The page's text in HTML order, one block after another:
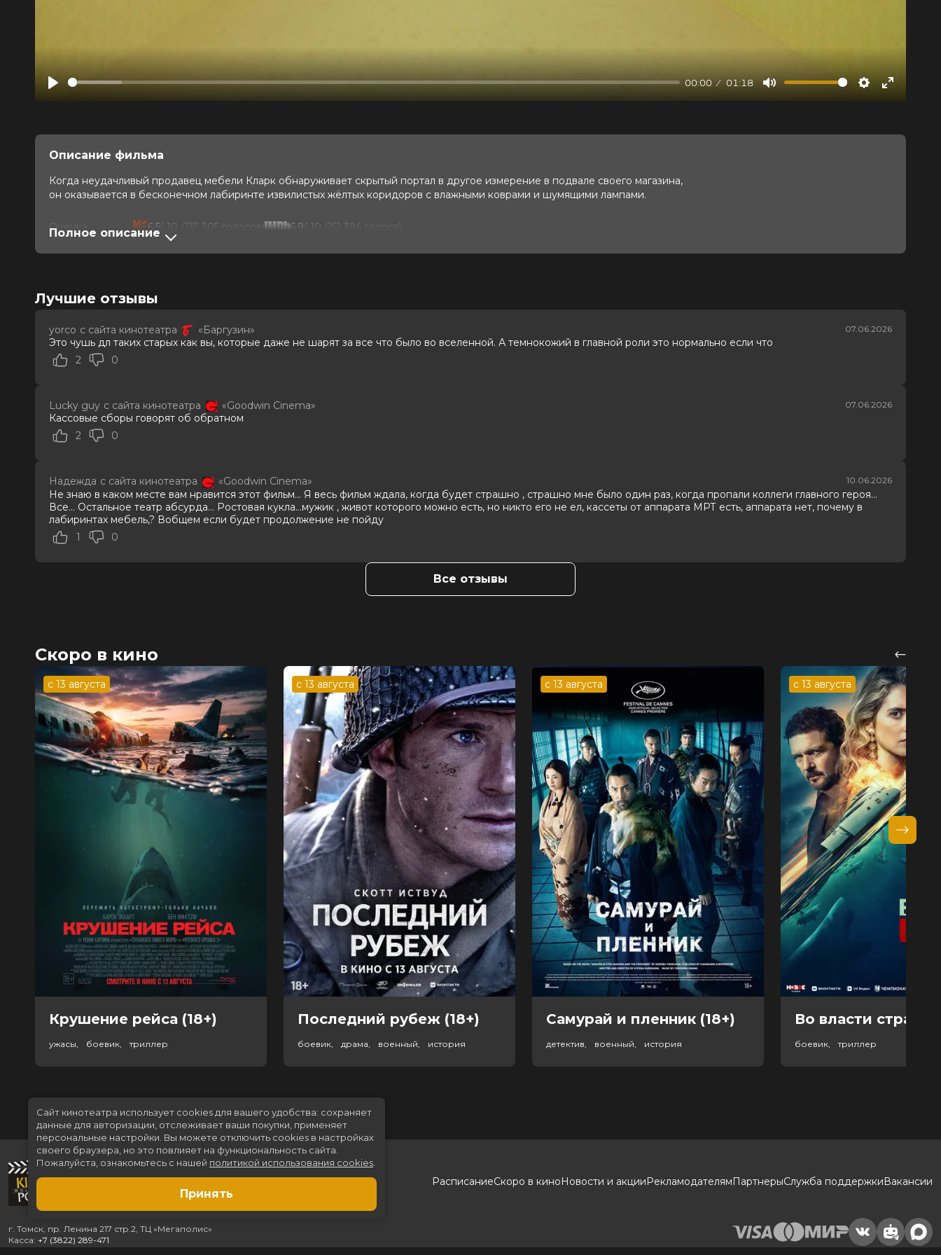
Play
00:00 01:18
Mute Settings
Enter
Описание фильма
Когда неудачливый продавец мебели Кларк обнаруживает скрытый портал в другое измерение в подвале своего магазина,
он оказывается в бесконечном лабиринте извилистых жёлтых коридоров с влажными коврами и шумящими лампами.
Оценка 6.5/ 10 (135 305 голосов) 6.9 / 10 (151 394 голоса)
Год
2026
Страна
США
Актеры
Чиветель Эджиофор, Ренате Реинсве, Марк Дюпласс, Финн Беннетт,
Криста Косонен, Филип Грэйнджер
Продюсеры
Кори Эделсон, Питер Чернин, Дэн Коэн
Сценаристы
Жанр
Меморандум
до 10 июня
Полное описание
Лучшие отзывы
yorco с сайта кинотеатра «Баргузин» 07.06.2026
Это чушь дл таких старых как вы, которые даже не шарят за все что было во вселенной. А темнокожий в главной роли это нормально если что
2
0
Lucky guy с сайта кинотеатра «Goodwin Cinema» 07.06.2026
Кассовые сборы говорят об обратном
2
0
Надежда с сайта кинотеатра «Goodwin Cinema» 10.06.2026
Не знаю в каком месте вам нравится этот фильм... Я весь фильм ждала, когда будет страшно , страшно мне было один раз, когда пропали коллеги главного героя...
Все... Остальное театр абсурда... Ростовая кукла...мужик , живот которого можно есть, но никто его не ел, кассеты от аппарата МРТ есть, аппарата нет, почему в
лабиринтах мебель,? Вобщем если будет продолжение не пойду
1
0
Все отзывы
Скоро в кино
с 13 августа
Крушение рейса (18+)
ужасы, боевик, триллер
с 13 августа
Последний рубеж (18+)
боевик, драма, военный, история
с 13 августа
Самурай и пленник (18+)
детектив, военный, история
с 13 августа
Во власти страха
боевик, триллер
г. Томск, пр. Ленина 217 стр.2, ТЦ «Мегаполис»
Касса: +7 (3822) 289-471
РасписаниеСкоро в киноНовости и акцииРекламодателямПартнерыСлужба поддержкиВакансии
Сайт кинотеатра использует cookies для вашего удобства: сохраняет
данные для авторизации, отслеживает ваши покупки, применяет
персональные настройки. Вы можете отключить cookies в настройках
своего браузера, но это повлияет на функциональность сайта.
Пожалуйста, ознакомьтесь с нашей политикой использования cookies
Принять